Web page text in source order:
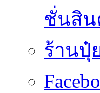
ชั่นสิน
ร้านปุ๋